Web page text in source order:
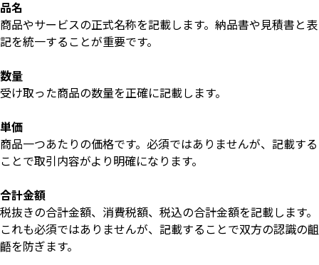
品名
商品やサービスの正式名称を記載します。納品書や見積書と表
記を統一することが重要です。
数量
受け取った商品の数量を正確に記載します。
単価
商品一つあたりの価格です。必須ではありませんが、記載する
ことで取引内容がより明確になります。
合計金額
税抜きの合計金額、消費税額、税込の合計金額を記載します。
これも必須ではありませんが、記載することで双方の認識の齟
齬を防ぎます。